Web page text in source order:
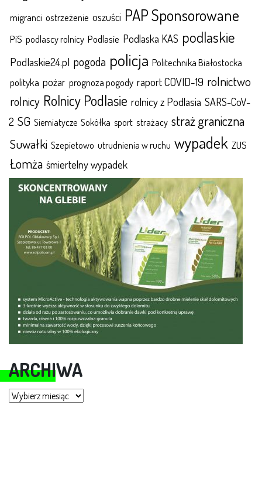
migranci ostrzeżenie oszuści PAP Sponsorowane
PiS podlascy rolnicy Podlasie Podlaska KAS podlaskie
Podlaskie24.pl pogoda policja Politechnika Białostocka
polityka pożar prognoza pogody raport COVID-19 rolnictwo
rolnicy Rolnicy Podlasie rolnicy z Podlasia SARS-CoV-
2 SG Siemiatycze Sokółka sport strażacy straż graniczna
Suwałki Szepietowo utrudnienia w ruchu wypadek ZUS
Łomża śmiertelny wypadek
ARCHIWA
Archiwa